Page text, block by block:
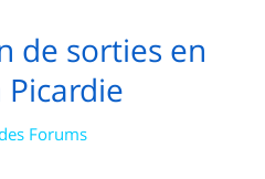
de sorties en
Picardie
Forums